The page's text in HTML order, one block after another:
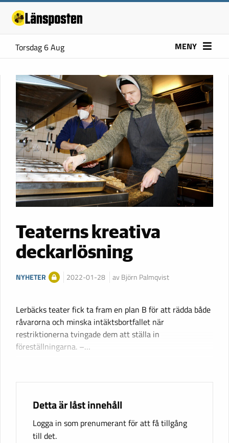
Torsdag 6 Aug MENY
Teaterns kreativa
deckarlösning
NYHETER 2022-01-28 av Björn Palmqvist
Lerbäcks teater fick ta fram en plan B för att rädda både
råvarorna och minska intäktsbortfallet när
restriktionerna tvingade dem att ställa in
föreställningarna. –…
Detta är låst innehåll
Logga in som prenumerant för att få tillgång
till det.